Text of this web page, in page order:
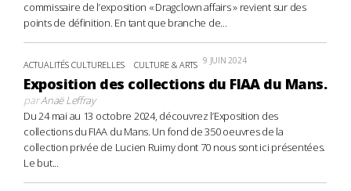
commissaire de l’exposition « Dragclown affairs » revient sur des
points de définition. En tant que branche de...
ACTUALITÉS CULTURELLES CULTURE & ARTS 9 JUIN 2024
Exposition des collections du FIAA du Mans.
parAnaë Leffray
Du 24 mai au 13 octobre 2024, découvrez l’Exposition des
collections du FIAA du Mans. Un fond de 350 oeuvres de la
collection privée de Lucien Ruimy dont 70 nous sont ici présentées.
Le but...